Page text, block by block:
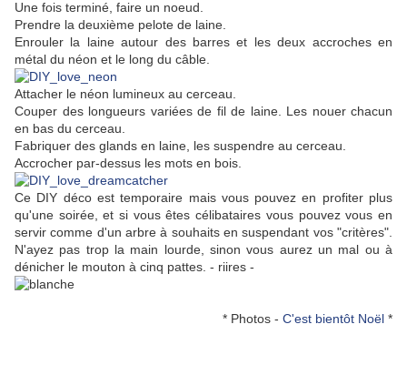
Une fois terminé, faire un noeud.
Prendre la deuxième pelote de laine.
Enrouler la laine autour des barres et les deux accroches en
métal du néon et le long du câble.
Attacher le néon lumineux au cerceau.
Couper des longueurs variées de fil de laine. Les nouer chacun
en bas du cerceau.
Fabriquer des glands en laine, les suspendre au cerceau.
Accrocher par-dessus les mots en bois.
Ce DIY déco est temporaire mais vous pouvez en profiter plus
qu'une soirée, et si vous êtes célibataires vous pouvez vous en
servir comme d'un arbre à souhaits en suspendant vos "critères".
N'ayez pas trop la main lourde, sinon vous aurez un mal ou à
dénicher le mouton à cinq pattes. - riires -
* Photos - C'est bientôt Noël *